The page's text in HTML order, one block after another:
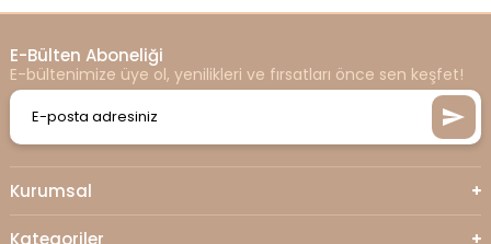
Kurumsal
Kategoriler
E-Bülten Aboneliği
E-bültenimize üye ol, yenilikleri ve fırsatları önce sen keşfet!